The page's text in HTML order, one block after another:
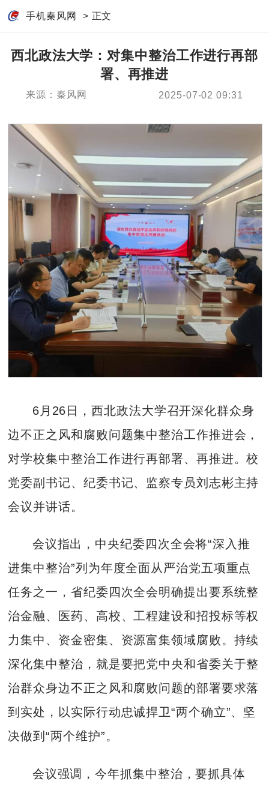
手机秦风网 > 正文
西北政法大学：对集中整治工作进行再部
署、再推进
来源：秦风网 2025-07-02 09:31
6月26日，西北政法大学召开深化群众身
边不正之风和腐败问题集中整治工作推进会，
对学校集中整治工作进行再部署、再推进。校
党委副书记、纪委书记、监察专员刘志彬主持
会议并讲话。
会议指出，中央纪委四次全会将“深入推
进集中整治”列为年度全面从严治党五项重点
任务之一，省纪委四次全会明确提出要系统整
治金融、医药、高校、工程建设和招投标等权
力集中、资金密集、资源富集领域腐败。持续
深化集中整治，就是要把党中央和省委关于整
治群众身边不正之风和腐败问题的部署要求落
到实处，以实际行动忠诚捍卫“两个确立”、坚
决做到“两个维护”。
会议强调，今年抓集中整治，要抓具体